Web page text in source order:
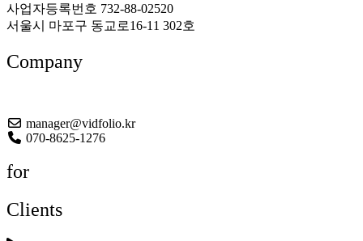
사업자등록번호 732-88-02520
서울시 마포구 동교로16-11 302호
Company
manager@vidfolio.kr
070-8625-1276
for
Clients